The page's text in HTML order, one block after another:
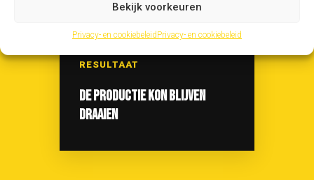
Bekijk voorkeuren
Privacy- en cookiebeleidPrivacy- en cookiebeleid
RESULTAAT
DE PRODUCTIE KON BLIJVEN
DRAAIEN